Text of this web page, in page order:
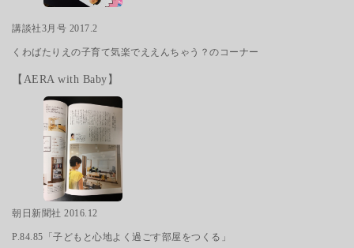
講談社3月号 2017.2
くわばたりえの子育て気楽でええんちゃう？のコーナー
【AERA with Baby】
朝日新聞社 2016.12
P.84.85「子どもと心地よく過ごす部屋をつくる」